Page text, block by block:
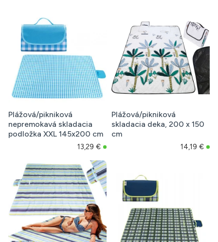
Plážová/pikniková
nepremokavá skladacia
podložka XXL 145x200 cm
13,29 €
Plážová/pikniková
skladacia deka, 200 x 150
cm
14,19 €